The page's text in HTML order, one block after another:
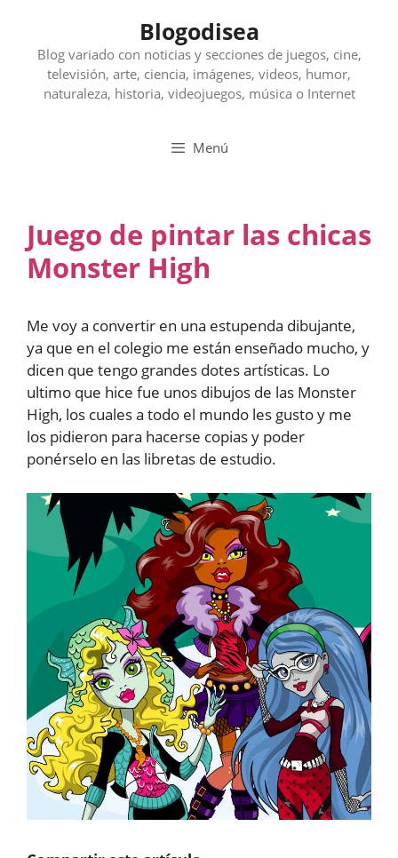
contenido
Blogodisea
Blog variado con noticias y secciones de juegos, cine,
televisión, arte, ciencia, imágenes, videos, humor,
naturaleza, historia, videojuegos, música o Internet
Menú
Juego de pintar las chicas
Monster High
Me voy a convertir en una estupenda dibujante,
ya que en el colegio me están enseñado mucho, y
dicen que tengo grandes dotes artísticas. Lo
ultimo que hice fue unos dibujos de las Monster
High, los cuales a todo el mundo les gusto y me
los pidieron para hacerse copias y poder
ponérselo en las libretas de estudio.